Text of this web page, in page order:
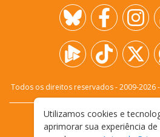
Todos os direitos reservados - 2009-2026-
FALE CONOSCO
Utilizamos cookies e
aprimorar sua experiência